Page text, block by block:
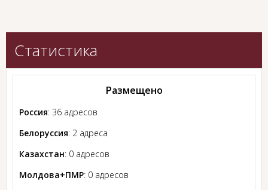
Статистика
Размещено
Россия: 36 адресов
Белоруссия: 2 адреса
Казахстан: 0 адресов
Молдова+ПМР: 0 адресов